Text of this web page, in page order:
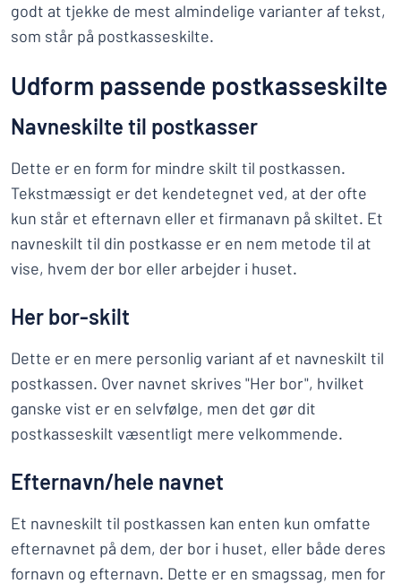
godt at tjekke de mest almindelige varianter af tekst,
som står på postkasseskilte.
Udform passende postkasseskilte
Navneskilte til postkasser
Dette er en form for mindre skilt til postkassen.
Tekstmæssigt er det kendetegnet ved, at der ofte
kun står et efternavn eller et firmanavn på skiltet. Et
navneskilt til din postkasse er en nem metode til at
vise, hvem der bor eller arbejder i huset.
Her bor-skilt
Dette er en mere personlig variant af et navneskilt til
postkassen. Over navnet skrives "Her bor", hvilket
ganske vist er en selvfølge, men det gør dit
postkasseskilt væsentligt mere velkommende.
Efternavn/hele navnet
Et navneskilt til postkassen kan enten kun omfatte
efternavnet på dem, der bor i huset, eller både deres
fornavn og efternavn. Dette er en smagssag, men for